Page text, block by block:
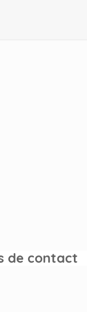
de contact